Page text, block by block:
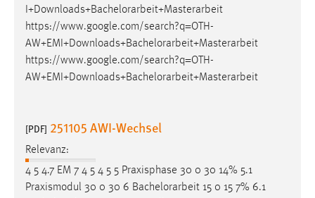
I+Downloads+Bachelorarbeit+Masterarbeit
https://www.google.com/search?q=OTH-
AW+EMI+Downloads+Bachelorarbeit+Masterarbeit
https://www.google.com/search?q=OTH-
AW+EMI+Downloads+Bachelorarbeit+Masterarbeit
[PDF] 251105 AWI-Wechsel
Relevanz:
4 5 4.7 EM 7 4 5 4 5 5 Praxisphase 30 0 30 14% 5.1
Praxismodul 30 0 30 6 Bachelorarbeit 15 0 15 7% 6.1